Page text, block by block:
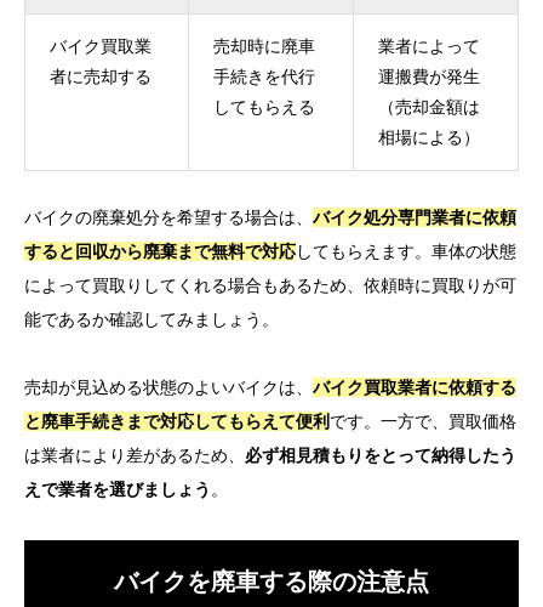
バイク買取業
者に売却する
売却時に廃車
手続きを代行
してもらえる
業者によって
運搬費が発生
（売却金額は
相場による）
バイクの廃棄処分を希望する場合は、 バイク処分専門業者に依頼
すると回収から廃棄まで無料で対応してもらえます。車体の状態
によって買取りしてくれる場合もあるため、依頼時に買取りが可
能であるか確認してみましょう。
売却が見込める状態のよいバイクは、 バイク買取業者に依頼する
と廃車手続きまで対応してもらえて便利 です。一方で、買取価格
は業者により差があるため、 必ず相見積もりをとって納得したう
えで業者を選びましょう 。
バイクを廃車する際の注意点